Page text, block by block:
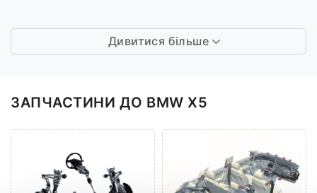
Дивитися більше
ЗАПЧАСТИНИ ДО BMW X5